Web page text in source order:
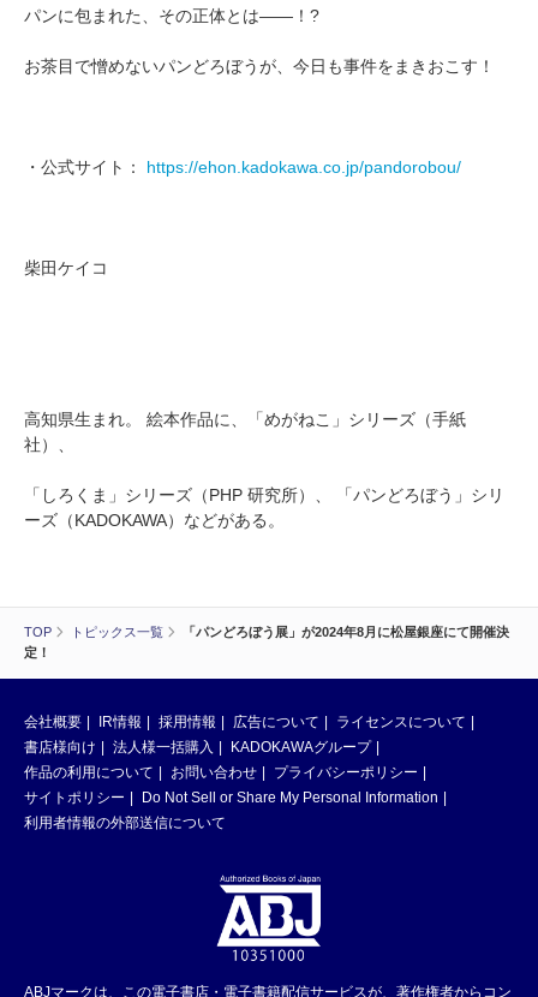
TOP トピックス一覧
「パンどろぼう展」が2024年8月に松屋銀座にて開催決
定！
パンに包まれた、その正体とは――！?
お茶目で憎めないパンどろぼうが、今日も事件をまきおこす！
・公式サイト： https://ehon.kadokawa.co.jp/pandorobou/
柴田ケイコ
高知県生まれ。 絵本作品に、「めがねこ」シリーズ（手紙
社）、
「しろくま」シリーズ（PHP 研究所）、 「パンどろぼう」シリ
ーズ（KADOKAWA）などがある。
会社概要 IR情報 採用情報 広告について
ライセンスについて
書店様向け
法人様一括購入
KADOKAWAグループ
作品の利用について
お問い合わせ
プライバシーポリシー
サイトポリシー
Do Not Sell or Share My Personal Information
利用者情報の外部送信について
ABJマークは、この電子書店・電子書籍配信サービスが、著作権者からコン